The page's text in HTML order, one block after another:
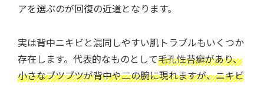
アを選ぶのが回復の近道となります。
実は背中ニキビと混同しやすい肌トラブルもいくつか
存在します。代表的なものとして毛孔性苔癬があり、
小さなブツブツが背中や二の腕に現れますが、ニキビ